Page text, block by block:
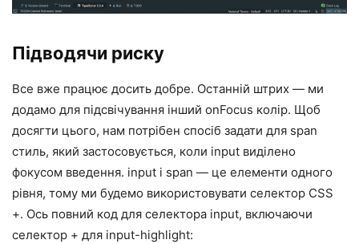
Підводячи риску
Все вже працює досить добре. Останній штрих — ми
додамо для підсвічування інший onFocus колір. Щоб
досягти цього, нам потрібен спосіб задати для span
стиль, який застосовується, коли input виділено
фокусом введення. input і span — це елементи одного
рівня, тому ми будемо використовувати селектор CSS
+. Ось повний код для селектора input, включаючи
селектор + для input-highlight: